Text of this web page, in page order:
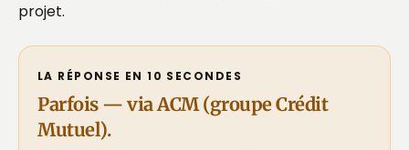
projet.
LA RÉPONSE EN 10 SECONDES
Parfois — via ACM (groupe Crédit
Mutuel).